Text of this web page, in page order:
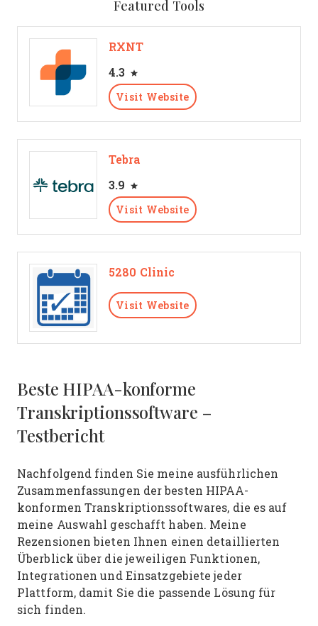
Featured Tools
RXNT
4.3
Visit Website
Tebra
3.9
Visit Website
5280 Clinic
Visit Website
Beste HIPAA-konforme
Transkriptionssoftware –
Testbericht
Nachfolgend finden Sie meine ausführlichen
Zusammenfassungen der besten HIPAA-
konformen Transkriptionssoftwares, die es auf
meine Auswahl geschafft haben. Meine
Rezensionen bieten Ihnen einen detaillierten
Überblick über die jeweiligen Funktionen,
Integrationen und Einsatzgebiete jeder
Plattform, damit Sie die passende Lösung für
sich finden.